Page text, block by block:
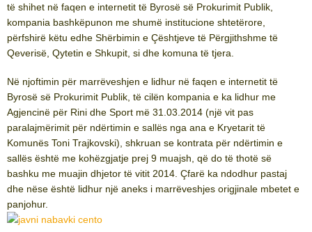
të shihet në faqen e internetit të Byrosë së Prokurimit Publik,
kompania bashkëpunon me shumë institucione shtetërore,
përfshirë këtu edhe Shërbimin e Çështjeve të Përgjithshme të
Qeverisë, Qytetin e Shkupit, si dhe komuna të tjera.
Në njoftimin për marrëveshjen e lidhur në faqen e internetit të
Byrosë së Prokurimit Publik, të cilën kompania e ka lidhur me
Agjencinë për Rini dhe Sport më 31.03.2014 (një vit pas
paralajmërimit për ndërtimin e sallës nga ana e Kryetarit të
Komunës Toni Trajkovski), shkruan se kontrata për ndërtimin e
sallës është me kohëzgjatje prej 9 muajsh, që do të thotë së
bashku me muajin dhjetor të vitit 2014. Çfarë ka ndodhur pastaj
dhe nëse është lidhur një aneks i marrëveshjes origjinale mbetet e
panjohur.